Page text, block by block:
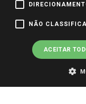
Pagamento e
NÃO
ACEITAR